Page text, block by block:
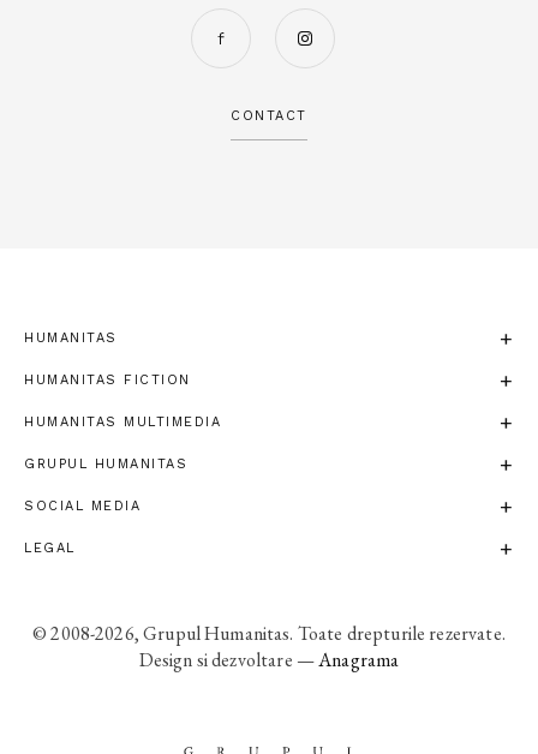
CONTACT
HUMANITAS
HUMANITAS FICTION
HUMANITAS MULTIMEDIA
GRUPUL HUMANITAS
SOCIAL MEDIA
LEGAL
© 2008-2026, Grupul Humanitas. Toate drepturile rezervate.
Design si dezvoltare —Anagrama